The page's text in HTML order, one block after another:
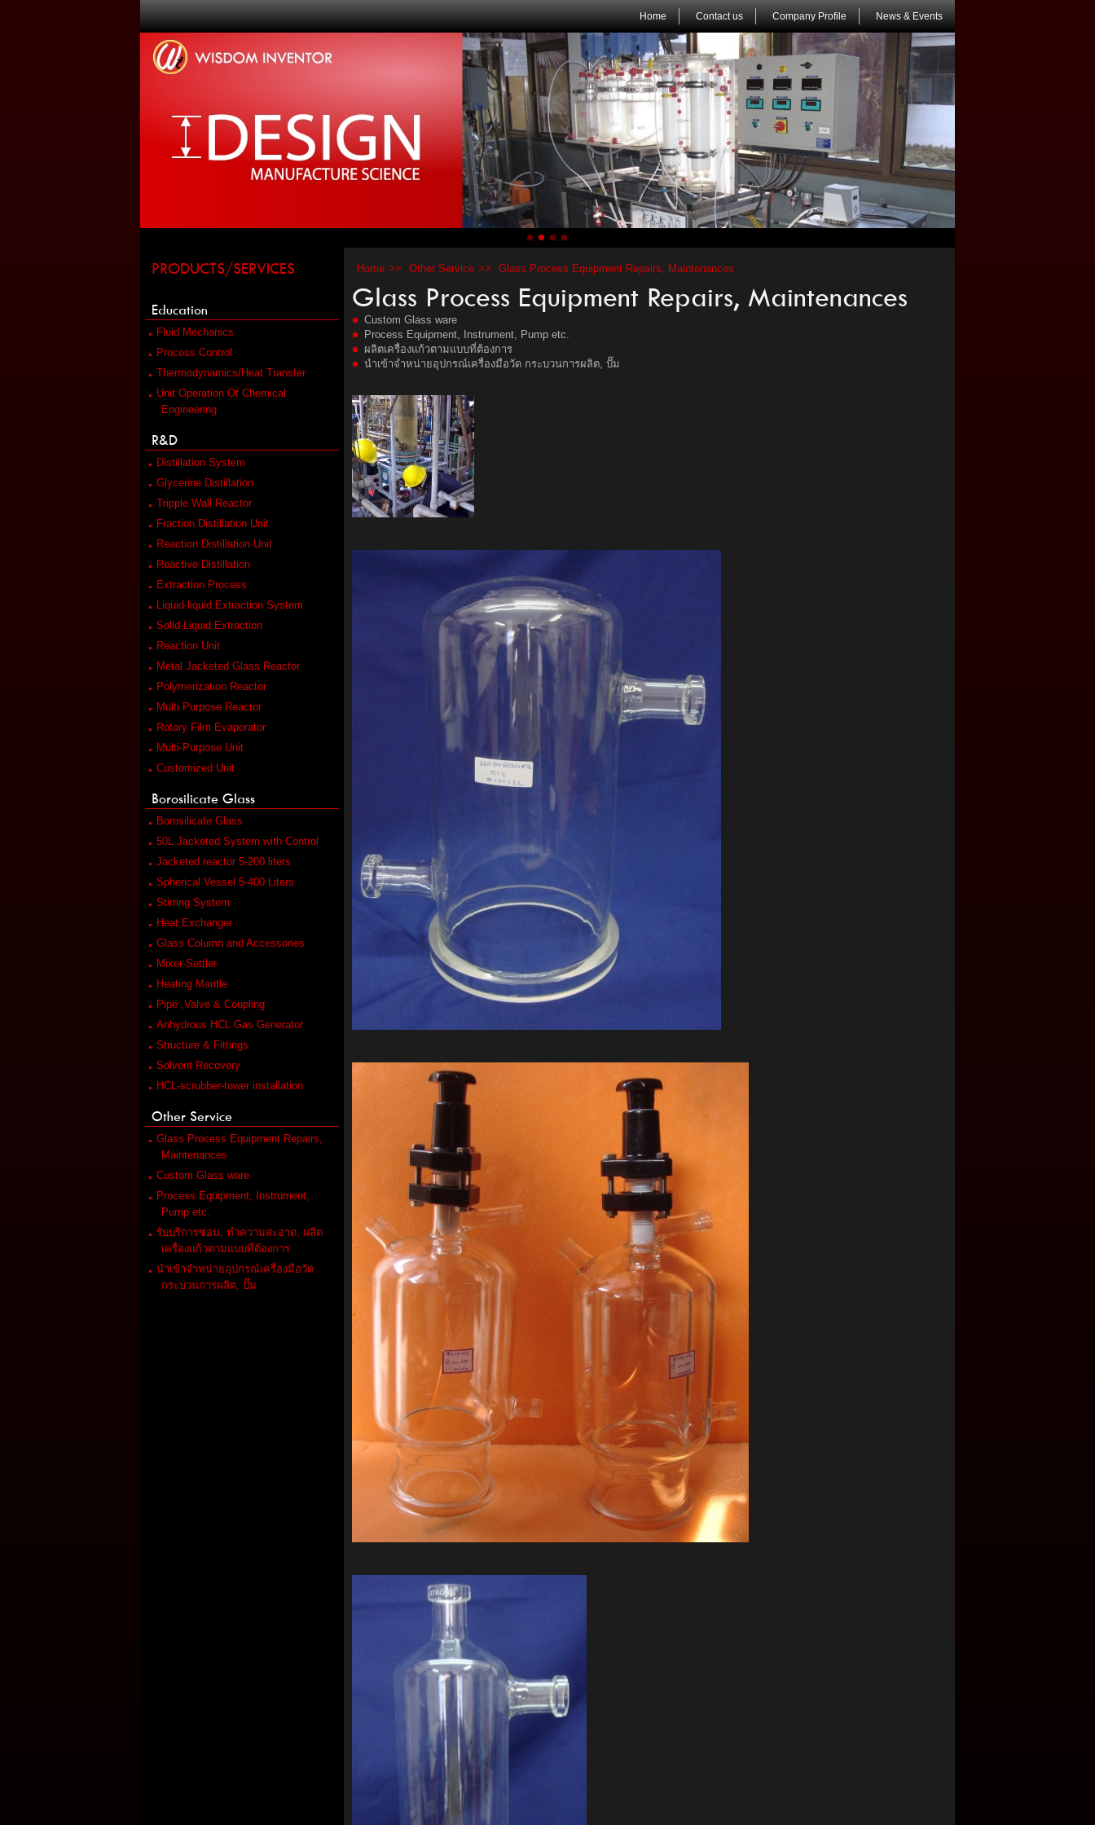
Home Contact us Company Profile News & Events
PRODUCTS/SERVICES
Education
Fluid Mechanics
Process Control
Thermodynamics/Heat Transfer
Unit Operation Of Chemical
Engineering
R&D
Distillation System
Glycerine Distillation
Tripple Wall Reactor
Fraction Distillation Unit
Reaction Distillation Unit
Reactive Distillation
Extraction Process
Liquid-liquid Extraction System
Solid-Liquid Extraction
Reaction Unit
Metal Jacketed Glass Reactor
Polymerization Reactor
Multi Purpose Reactor
Rotary Film Evaporator
Multi-Purpose Unit
Customized Unit
Borosilicate Glass
Borosilicate Glass
50L Jacketed System with Control
Jacketed reactor 5-200 liters
Spherical Vessel 5-400 Liters
Stirring System
Heat Exchanger
Glass Column and Accessories
Mixer-Settler
Heating Mantle
Pipe ,Valve & Coupling
Anhydrous HCL Gas Generator
Structure & Fittings
Solvent Recovery
HCL-scrubber-tower installation
Other Service
Glass Process Equipment Repairs,
Maintenances
Custom Glass ware
Process Equipment, Instrument,
Pump etc.
รับบริการซ่อม, ทำความสะอาด, ผลิต
เครื่องแก้วตามแบบที่ต้องการ
นำเข้าจำหน่ายอุปกรณ์เครื่องมือวัด
กระบวนการผลิต, ปั๊ม
Home Other Service Glass Process Equipment Repairs, Maintenances
Glass Process Equipment Repairs, Maintenances
Custom Glass ware
Process Equipment, Instrument, Pump etc.
ผลิตเครื่องแก้วตามแบบที่ต้องการ
นำเข้าจำหน่ายอุปกรณ์เครื่องมือวัด กระบวนการผลิต, ปั๊ม